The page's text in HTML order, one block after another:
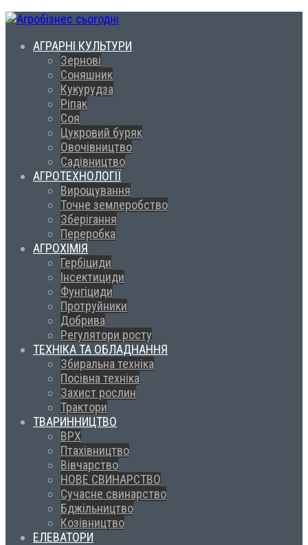
АГРАРНІ КУЛЬТУРИ
Зернові
Соняшник
Кукурудза
Ріпак
Соя
Цукровий буряк
Овочівництво
Садівництво
АГРОТЕХНОЛОГІЇ
Вирощування
Точне землеробство
Зберігання
Переробка
АГРОХІМІЯ
Гербіциди
Інсектициди
Фунгіциди
Протруйники
Добрива
Регулятори росту
ТЕХНІКА ТА ОБЛАДНАННЯ
Збиральна техніка
Посівна техніка
Захист рослин
Трактори
ТВАРИННИЦТВО
ВРХ
Птахівництво
Вівчарство
НОВЕ СВИНАРСТВО
Сучасне свинарство
Бджільництво
Козівництво
ЕЛЕВАТОРИ